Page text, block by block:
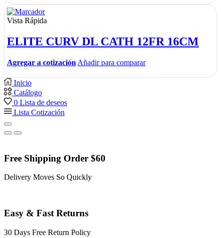
Vista Rápida
ELITE CURV DL CATH 12FR 16CM
Agregar a cotización Añadir para comparar
Inicio
Catálogo
0 Lista de deseos
Lista Cotización
Free Shipping Order $60
Delivery Moves So Quickly
Easy & Fast Returns
30 Days Free Return Policy